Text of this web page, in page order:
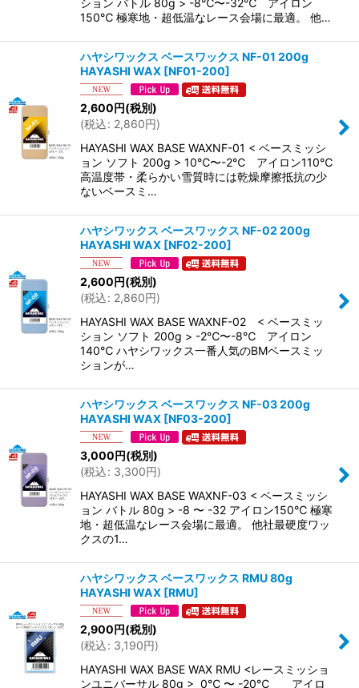
150℃ 極寒地・超低温なレース会場に最適。 他…
ハヤシワックス ベースワックス NF-01 200g
HAYASHI WAX [NF01-200]
2,600円(税別)
(税込: 2,860円)
HAYASHI WAX BASE WAXNF-01 < ベースミッシ
ョン ソフト 200g > 10℃〜-2℃ アイロン110℃
高温度帯・柔らかい雪質時には乾燥摩擦抵抗の少
ないベースミ…
ハヤシワックス ベースワックス NF-02 200g
HAYASHI WAX [NF02-200]
2,600円(税別)
(税込: 2,860円)
HAYASHI WAX BASE WAXNF-02 < ベースミッ
ション ソフト 200g > -2℃〜-8℃ アイロン
140℃ ハヤシワックス一番人気のBMベースミッ
ションが…
ハヤシワックス ベースワックス NF-03 200g
HAYASHI WAX [NF03-200]
3,000円(税別)
(税込: 3,300円)
HAYASHI WAX BASE WAXNF-03 < ベースミッシ
ョン バトル 80g > -8 〜 -32 アイロン150℃ 極寒
地・超低温なレース会場に最適。 他社最硬度ワッ
クスの1…
ハヤシワックス ベースワックス RMU 80g
HAYASHI WAX [RMU]
2,900円(税別)
(税込: 3,190円)
HAYASHI WAX BASE WAX RMU <レースミッショ
ンユニバーサル 80g > 0℃ 〜 -20℃ アイロ